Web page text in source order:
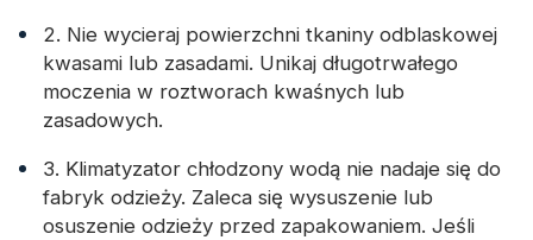
2. Nie wycieraj powierzchni tkaniny odblaskowej
kwasami lub zasadami. Unikaj długotrwałego
moczenia w roztworach kwaśnych lub
zasadowych.
3. Klimatyzator chłodzony wodą nie nadaje się do
fabryk odzieży. Zaleca się wysuszenie lub
osuszenie odzieży przed zapakowaniem. Jeśli